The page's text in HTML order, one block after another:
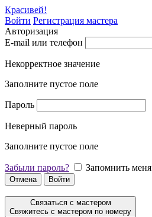
Красивей!
Войти Регистрация мастера
Авторизация
E-mail или телефон
Некорректное значение
Заполните пустое поле
Пароль
Неверный пароль
Заполните пустое поле
Забыли пароль? Запомнить меня
Отмена Войти
Связаться с мастером
Свяжитесь с мастером по номеру